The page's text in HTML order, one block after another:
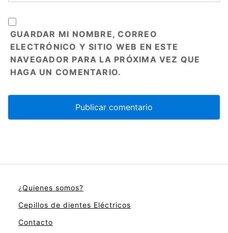
GUARDAR MI NOMBRE, CORREO
ELECTRÓNICO Y SITIO WEB EN ESTE
NAVEGADOR PARA LA PRÓXIMA VEZ QUE
HAGA UN COMENTARIO.
¿Quienes somos?
Cepillos de dientes Eléctricos
Contacto